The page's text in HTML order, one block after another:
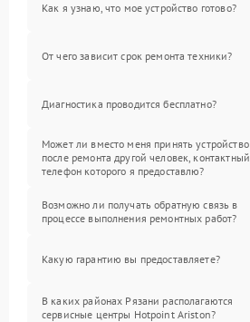
Как я узнаю, что мое устройство готово?
От чего зависит срок ремонта техники?
Диагностика проводится бесплатно?
Может ли вместо меня принять устройство
после ремонта другой человек, контактный
телефон которого я предоставлю?
Возможно ли получать обратную связь в
процессе выполнения ремонтных работ?
Какую гарантию вы предоставляете?
В каких районах Рязани располагаются
сервисные центры Hotpoint Ariston?